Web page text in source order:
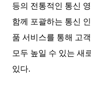
등의 전통적인 통신
함께 포괄하는 통신
품 서비스를 통해 고
모두 높일 수 있는 새
있다.